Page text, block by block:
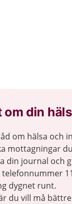
din
om hälsa och
mottagningar
din journal och
dygnet runt.
du vill må